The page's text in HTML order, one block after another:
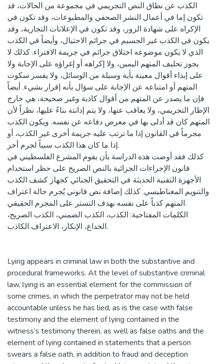
الكذب عن نطاق النص التجريمي في مجموعة من الحالات، قد
تكون إما في أعمال النشر الصحفي والمطبوعات، وقد تكون في
الإكراه على شهادة الزور، وقد تكون في الإعلانات التجارية، وقد
يكون في الكذب غير الجسيم في جرائم الاحتيال، وأيضاً في الكذب
الذي لا يكون موضوعه اختلاق جرائم في جريمة الافتراء. كذلك لا
يجوز تحليف المتهم اليمين، ولا إكراهه أو إغراؤه على الإجابة ولا
على إبداء أقوال معينة بأية وسيلة من الوسائل، ولا يفسر سكوت
المتهم أو امتناعه عن الإجابة على سؤال بأنه إقرار بشيء. أيضاً
فإن ما يصدر عن المتهم من أقوال كاذبة وغير صحيحة، هي خارج
الإطار التجريمي، ولا يعاقب عنها، ولا يتم إدانته بناءً عليها، نظراً لأن
المتهم كان قد أدلى بها في معرض دفاعه عن نفسه. ويكون الكذب
مجرماً في القانون إذا ما ترتب عليه جريمة أخرى غير الكذب، أو
إذا ما كان هذا الكذب سبباً لجرم أخر.
كذلك فقد أوصت هذه الدراسة بأن يقوم المشرع الفلسطيني في
قانون الإجراءات الجزائية بالنص الصريح على حظر استخدام
الأجهزة التقنية الحديثة في التحقيق الجنائي كجهاز كشف الكذب
والتنويم المغناطيسي. كذلك إضافة نص قانوني يُجرم حالة اعتراف
المتهم كذباً على نفسه بهدف التستر على المجرم الحقيقي.
الكلمات المفتاحية: الكذب، الكذب الضمني، الكذب الصريح،
الخداع، الإنكار، الاعتراف الكاذب.
Lying appears in criminal law in both the substantive and
procedural frameworks. At the level of substantive criminal
law, lying is an essential element for the commission of
some crimes, in which the perpetrator may not be held
accountable unless he has lied, as is the case with false
testimony and the element of lying contained in the
witness’s testimony therein, as well as false oaths and the
element of lying contained in statements that a person
swears a false oath, in addition to fraud and deception